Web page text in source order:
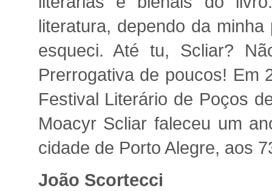
literatura, dependo da
esqueci. Até tu, Scliar?
Prerrogativa de poucos! Em
Festival Literário de Poços
Moacyr Scliar faleceu um
cidade de Porto Alegre, aos
João Scortecci